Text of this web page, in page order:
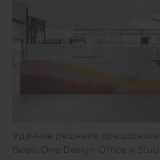
Удачное решение
бюро One Design Office и